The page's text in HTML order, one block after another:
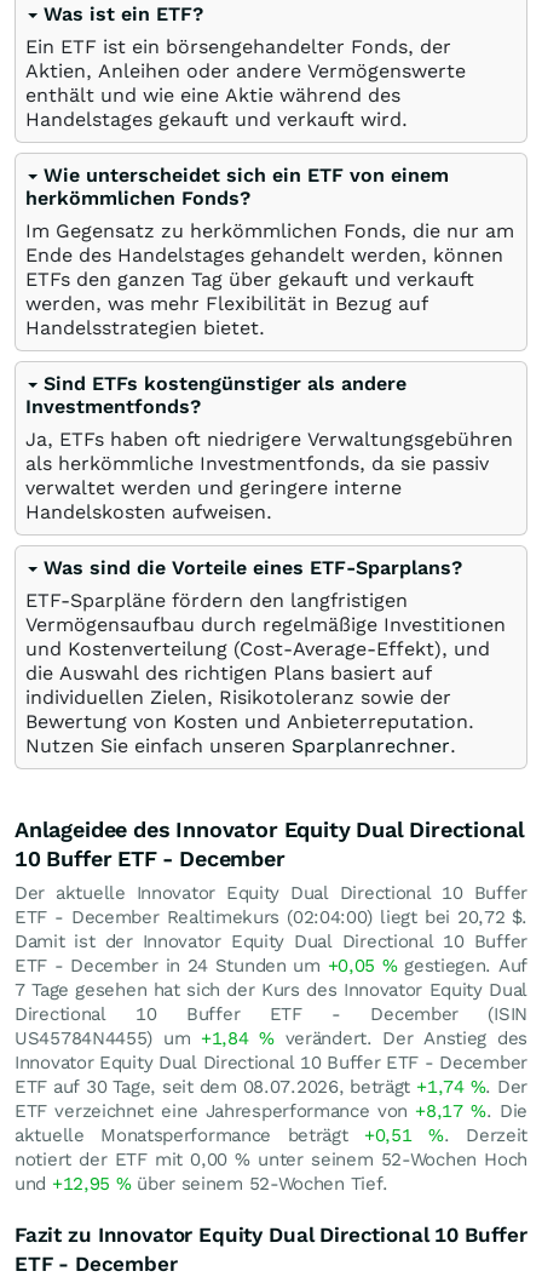
Was ist ein ETF?
Ein ETF ist ein börsengehandelter Fonds, der
Aktien, Anleihen oder andere Vermögenswerte
enthält und wie eine Aktie während des
Handelstages gekauft und verkauft wird.
Wie unterscheidet sich ein ETF von einem
herkömmlichen Fonds?
Im Gegensatz zu herkömmlichen Fonds, die nur am
Ende des Handelstages gehandelt werden, können
ETFs den ganzen Tag über gekauft und verkauft
werden, was mehr Flexibilität in Bezug auf
Handelsstrategien bietet.
Sind ETFs kostengünstiger als andere
Investmentfonds?
Ja, ETFs haben oft niedrigere Verwaltungsgebühren
als herkömmliche Investmentfonds, da sie passiv
verwaltet werden und geringere interne
Handelskosten aufweisen.
Was sind die Vorteile eines ETF-Sparplans?
ETF-Sparpläne fördern den langfristigen
Vermögensaufbau durch regelmäßige Investitionen
und Kostenverteilung (Cost-Average-Effekt), und
die Auswahl des richtigen Plans basiert auf
individuellen Zielen, Risikotoleranz sowie der
Bewertung von Kosten und Anbieterreputation.
Nutzen Sie einfach unseren Sparplanrechner.
Anlageidee des Innovator Equity Dual Directional
10 Buffer ETF - December
Der aktuelle Innovator Equity Dual Directional 10 Buffer
ETF - December Realtimekurs (02:04:00) liegt bei 20,72 $.
Damit ist der Innovator Equity Dual Directional 10 Buffer
ETF - December in 24 Stunden um +0,05 %gestiegen. Auf
7 Tage gesehen hat sich der Kurs des Innovator Equity Dual
Directional 10 Buffer ETF - December (ISIN
US45784N4455) um +1,84%verändert. Der Anstieg des
Innovator Equity Dual Directional 10 Buffer ETF - December
ETF auf 30 Tage, seit dem 08.07.2026, beträgt +1,74 %. Der
ETF verzeichnet eine Jahresperformance von +8,17%. Die
aktuelle Monatsperformance beträgt +0,51%. Derzeit
notiert der ETF mit 0,00% unter seinem 52-Wochen Hoch
und +12,95 %über seinem 52-Wochen Tief.
Fazit zu Innovator Equity Dual Directional 10 Buffer
ETF - December